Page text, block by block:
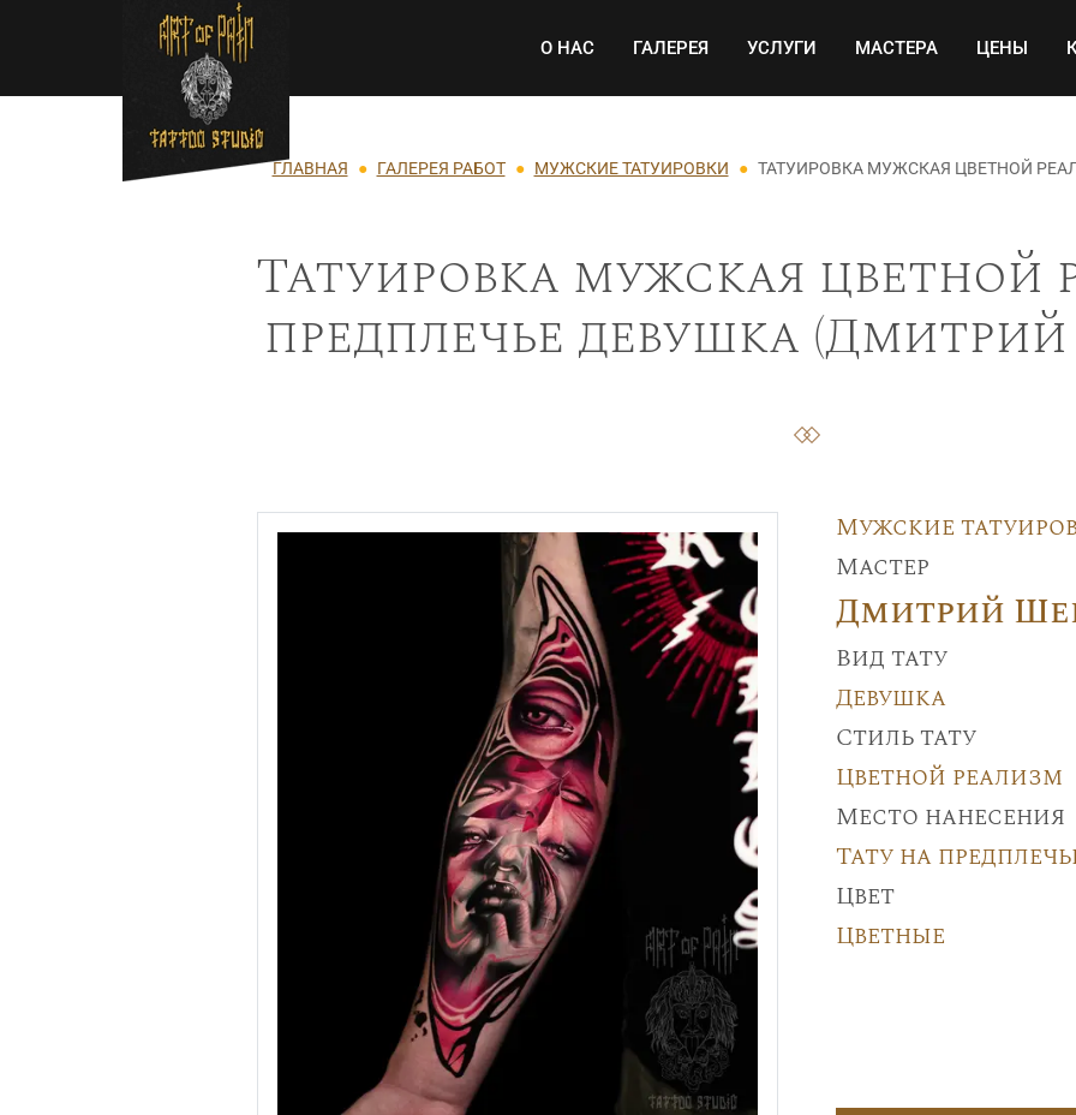
Перейти к основному содержанию Основная навигация
О НАС ГАЛЕРЕЯ УСЛУГИ МАСТЕРА ЦЕНЫ
Строка навигации
ГЛАВНАЯ ГАЛЕРЕЯ РАБОТ МУЖСКИЕ ТАТУИРОВКИ ТАТУИРОВКА МУЖСКАЯ ЦВЕТНОЙ
Татуировка мужская цветной
предплечье девушка
Мужские
Мастер
Дмитрий
Вид тату
Девушка
Стиль тату
Цветной реализм
Место нанесения
Тату на
Цвет
Цветные